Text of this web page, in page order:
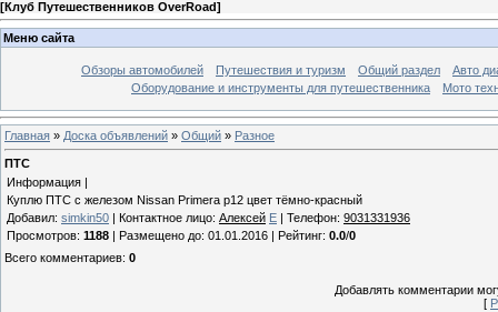
[Клуб Путешественников OverRoad]
Меню сайта
Обзоры автомобилей Путешествия и туризм Общий раздел
Авто
Оборудование и инструменты для путешественника
Мото
Главная » Доска объявлений » Общий » Разное
ПТС
Информация |
Куплю ПТС с железом Nissan Primera p12 цвет тёмно-красный
Добавил: simkin50 | Контактное лицо: Алексей E | Телефон: 9031331936
Просмотров: 1188 | Размещено до: 01.01.2016 | Рейтинг: 0.0/0
Всего комментариев: 0
Добавлять комментарии
[